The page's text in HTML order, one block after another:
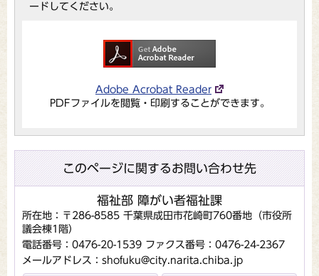
ードしてください。
Adobe Acrobat Reader
PDFファイルを閲覧・印刷することができます。
このページに関するお問い合わせ先
福祉部 障がい者福祉課
所在地：〒286-8585 千葉県成田市花崎町760番地（市役所
議会棟1階）
電話番号：0476-20-1539 ファクス番号：0476-24-2367
メールアドレス：shofuku@city.narita.chiba.jp